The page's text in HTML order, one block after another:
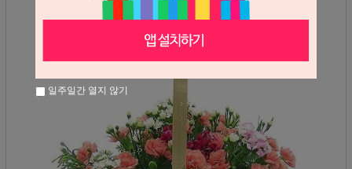
일주일간 열지 않기